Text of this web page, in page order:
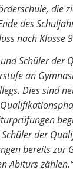
die
des
nach Klasse
Schüler der
an
Dies sind
der
bereits zur
Abiturs zählen.“